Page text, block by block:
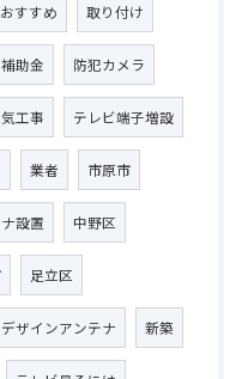
おすすめ 取り付け
補助金 防犯カメラ
工事 テレビ端子増設
業者 市原市
設置 中野区
足立区
デザインアンテナ 新築